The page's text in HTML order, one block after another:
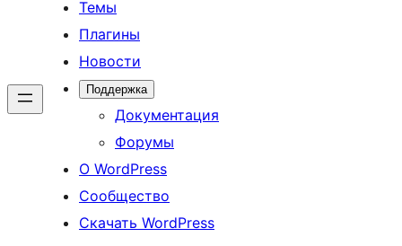
Темы
Плагины
Новости
Поддержка
Документация
Форумы
О WordPress
Сообщество
Скачать WordPress